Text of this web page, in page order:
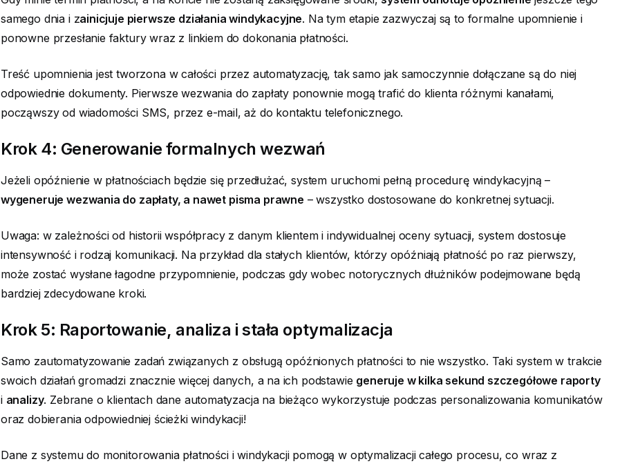
samego dnia i zainicjuje pierwsze działania windykacyjne. Na tym etapie zazwyczaj są to formalne upomnienie i
ponowne przesłanie faktury wraz z linkiem do dokonania płatności.
Treść upomnienia jest tworzona w całości przez automatyzację, tak samo jak samoczynnie dołączane są do niej
odpowiednie dokumenty. Pierwsze wezwania do zapłaty ponownie mogą trafić do klienta różnymi kanałami,
począwszy od wiadomości SMS, przez e-mail, aż do kontaktu telefonicznego.
Krok 4: Generowanie formalnych wezwań
Jeżeli opóźnienie w płatnościach będzie się przedłużać, system uruchomi pełną procedurę windykacyjną –
wygeneruje wezwania do zapłaty, a nawet pisma prawne – wszystko dostosowane do konkretnej sytuacji.
Uwaga: w zależności od historii współpracy z danym klientem i indywidualnej oceny sytuacji, system dostosuje
intensywność i rodzaj komunikacji. Na przykład dla stałych klientów, którzy opóźniają płatność po raz pierwszy,
może zostać wysłane łagodne przypomnienie, podczas gdy wobec notorycznych dłużników podejmowane będą
bardziej zdecydowane kroki.
Krok 5: Raportowanie, analiza i stała optymalizacja
Samo zautomatyzowanie zadań związanych z obsługą opóźnionych płatności to nie wszystko. Taki system w trakcie
swoich działań gromadzi znacznie więcej danych, a na ich podstawie generuje w kilka sekund szczegółowe raporty
i analizy. Zebrane o klientach dane automatyzacja na bieżąco wykorzystuje podczas personalizowania komunikatów
oraz dobierania odpowiedniej ścieżki windykacji!
Dane z systemu do monitorowania płatności i windykacji pomogą w optymalizacji całego procesu, co wraz z